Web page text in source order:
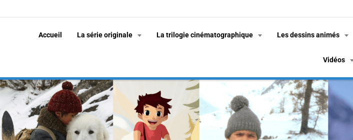
Accueil La série originale La trilogie cinématographique Les dessins animés
Vidéos